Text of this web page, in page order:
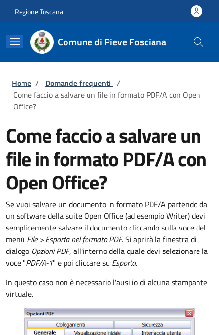
Regione Toscana
Comune di Pieve Fosciana
Briciole di pane
Home / Domande frequenti /
Come faccio a salvare un file in formato PDF/A con Open
Office?
Come faccio a salvare un
file in formato PDF/A con
Open Office?
Se vuoi salvare un documento in formato PDF/A partendo da
un software della suite Open Office (ad esempio Writer) devi
semplicemente salvare il documento cliccando sulla voce del
menù File > Esporta nel formato PDF.Si aprirà la finestra di
dialogo Opzioni PDF, all'interno della quale devi selezionare la
voce "PDF/A-1" e poi cliccare su Esporta.
In questo caso non è necessario l'ausilio di alcuna stampante
virtuale.